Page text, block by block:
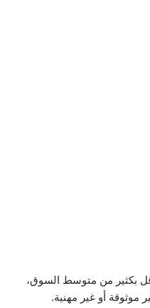
بكثير من متوسط السوق،
موثوقة أو غير مهنية.